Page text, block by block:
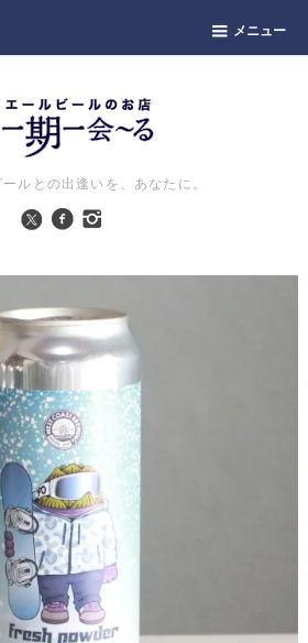
メニュー
ルとの出逢いを、あなたに。